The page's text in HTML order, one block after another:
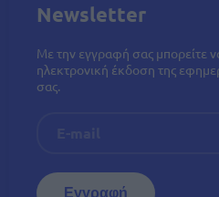
Newsletter
Με την εγγραφή σας μπορείτε
ηλεκτρονική έκδοση της
σας.